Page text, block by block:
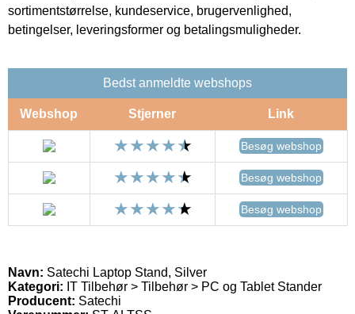
sortimentstørrelse, kundeservice, brugervenlighed,
betingelser, leveringsformer og betalingsmuligheder.
Bedst anmeldte webshops
Webshop Stjerner Link
Besøg webshop
Besøg webshop
Besøg webshop
Navn: Satechi Laptop Stand, Silver
Kategori: IT Tilbehør > Tilbehør > PC og Tablet Stander
Producent: Satechi